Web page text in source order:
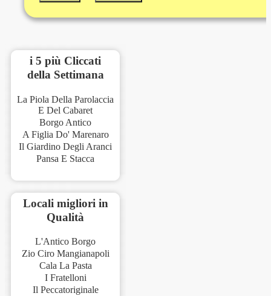
i 5 più Cliccati
della Settimana
La Piola Della Parolaccia
E Del Cabaret
Borgo Antico
A Figlia Do' Marenaro
Il Giardino Degli Aranci
Pansa E Stacca
Locali migliori in
Qualità
L'Antico Borgo
Zio Ciro Mangianapoli
Cala La Pasta
I Fratelloni
Il Peccatoriginale